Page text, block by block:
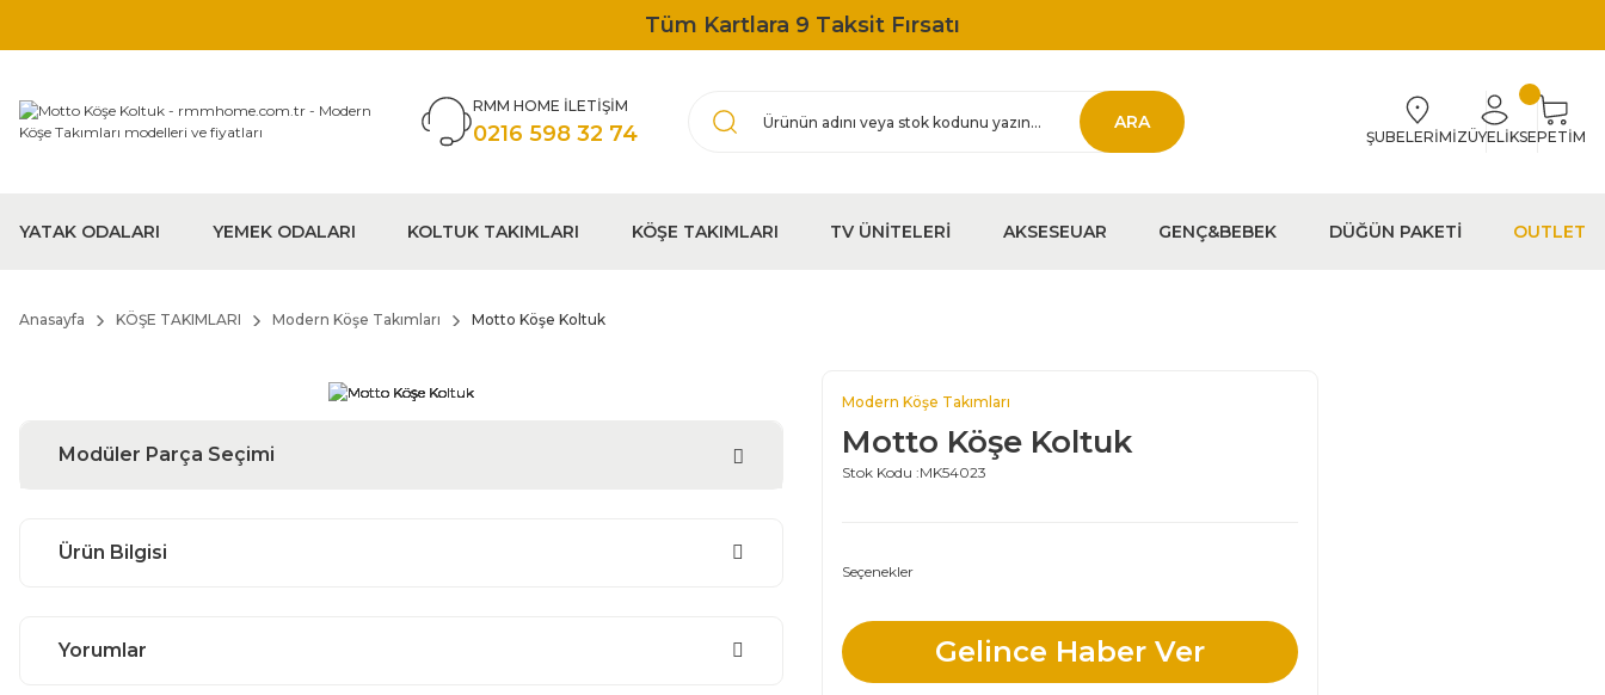
Tüm Kartlara 9 Taksit Fırsatı
RMM HOME İLETİŞİM
0216 598 32 74 ARA
ŞUBELERİMİZÜYELİKSEPETİM
YATAK ODALARI YEMEK ODALARI KOLTUK TAKIMLARI KÖŞE TAKIMLARI TV ÜNİTELERİ AKSESEUAR GENÇ&BEBEK DÜĞÜN PAKETİ OUTLET
Anasayfa KÖŞE TAKIMLARI Modern Köşe Takımları Motto Köşe Koltuk
Modüler Parça Seçimi
Ürün Bilgisi
Yorumlar
Modern Köşe Takımları
Motto Köşe Koltuk
Stok Kodu :MK54023
Seçenekler
Gelince Haber Ver